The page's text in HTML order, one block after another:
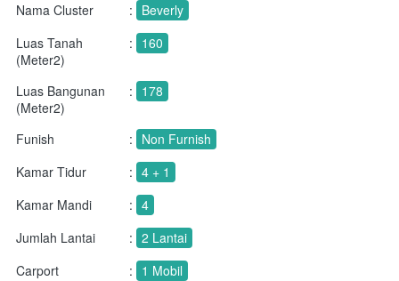
Nama Cluster
: Beverly
Luas Tanah
(Meter2)
: 160
Luas Bangunan
(Meter2)
: 178
Funish : Non Furnish
Kamar Tidur
: 4 + 1
Kamar Mandi
: 4
Jumlah Lantai
: 2 Lantai
Carport
: 1 Mobil